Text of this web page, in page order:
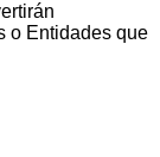
o Entidades que